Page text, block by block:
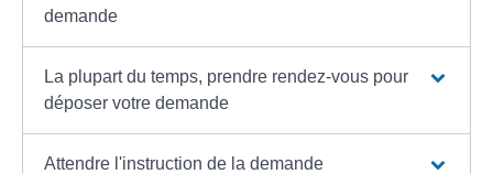
demande
La plupart du temps, prendre rendez-vous pour
déposer votre demande
Attendre l'instruction de la demande